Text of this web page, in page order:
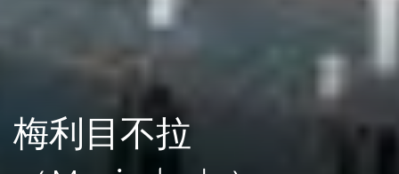
梅利目不拉